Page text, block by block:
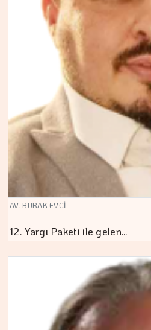
AV. BURAK EVCİ
12. Yargı Paketi ile gelen…